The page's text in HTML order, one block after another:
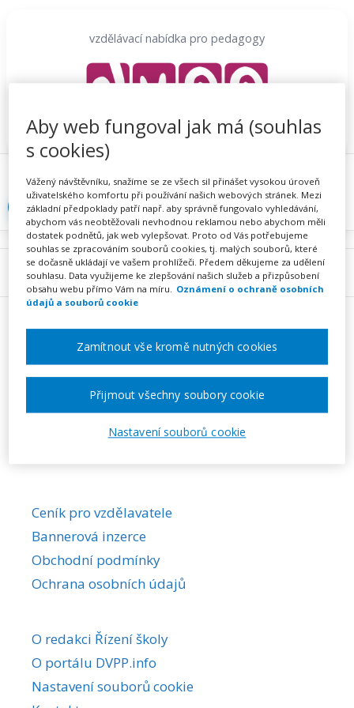
vzdělávací nabídka pro pedagogy
Proč se registrovat Hlídací sojka
Registrace
Přihlásit
Správa akce
Nejprve musíte být přihlášeni jako uživatel
tohoto portálu.Přihlásit / registrovat
Menu
Ceník pro vzdělavatele
Bannerová inzerce
Obchodní podmínky
Ochrana osobních údajů
O redakci Řízení školy
O portálu DVPP.info
Nastavení souborů cookie
Aby web fungoval jak má (souhlas
s cookies)
Vážený návštěvníku, snažíme se ze všech sil přinášet vysokou úroveň
uživatelského komfortu při používání našich webových stránek. Mezi
základní předpoklady patří např. aby správně fungovalo vyhledávání,
abychom vás neobtěžovali nevhodnou reklamou nebo abychom měli
dostatek podnětů, jak web vylepšovat. Proto od Vás potřebujeme
souhlas se zpracováním souborů cookies, tj. malých souborů, které
se dočasně ukládají ve vašem prohlížeči. Předem děkujeme za udělení
souhlasu. Data využijeme ke zlepšování našich služeb a přizpůsobení
obsahu webu přímo Vám na míru. Oznámení o ochraně osobních
údajů a souborů cookie
Nastavení souborů cookie
Zamítnout vše kromě nutných cookies
Přijmout všechny soubory cookie